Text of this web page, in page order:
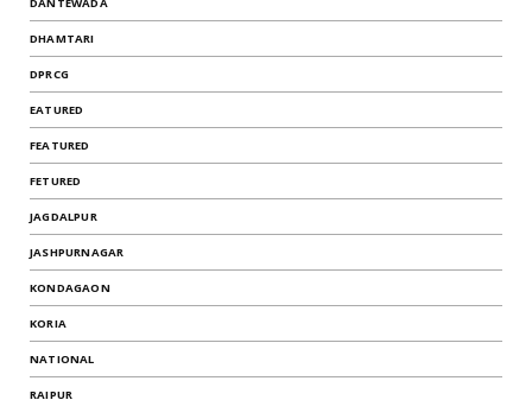
DANTEWADA
DHAMTARI
DPRCG
EATURED
FEATURED
FETURED
JAGDALPUR
JASHPURNAGAR
KONDAGAON
KORIA
NATIONAL
RAIPUR